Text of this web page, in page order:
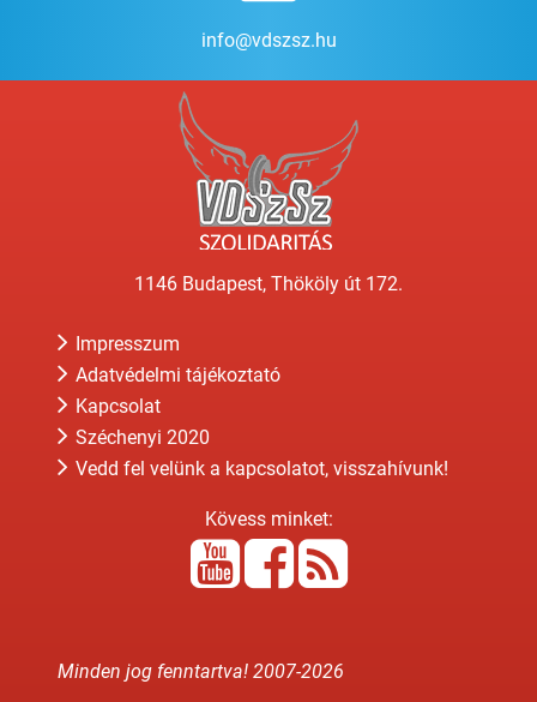
info@vdszsz.hu
1146 Budapest, Thököly út 172.
Impresszum
Adatvédelmi tájékoztató
Kapcsolat
Széchenyi 2020
Vedd fel velünk a kapcsolatot, visszahívunk!
Kövess minket:
Minden jog fenntartva! 2007-2026